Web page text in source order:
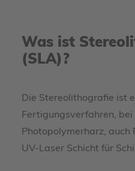
Was ist
(SLA)?
Die Stereolithografie ist
Fertigungsverfahren, bei
Photopolymerharz, auch
UV-Laser Schicht für